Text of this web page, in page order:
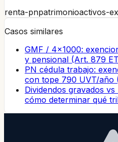
renta-pnpatrimonioactivos-
Casos similares
GMF / 4×1000:
y pensional (Art. 879
PN cédula trabajo:
con tope 790 UVT/año
Dividendos gravados
cómo determinar qué